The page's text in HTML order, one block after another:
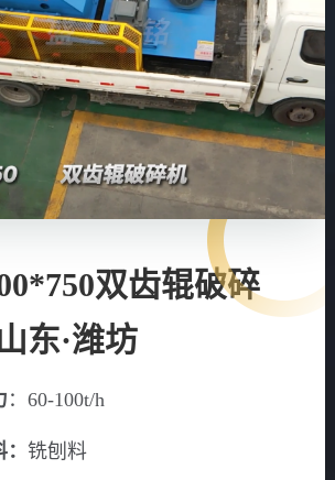
双齿辊破碎
东·潍坊
：60-100t/h
铣刨料